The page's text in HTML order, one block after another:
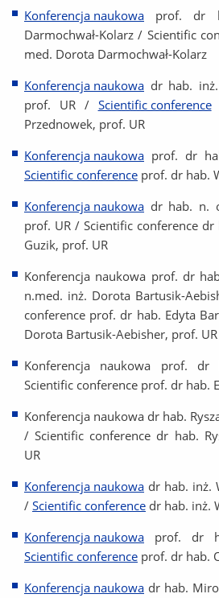
Konferencja naukowa prof. dr
Darmochwał-Kolarz / Scientific
med. Dorota Darmochwał-Kolarz
Konferencja naukowa dr hab.
prof. UR / Scientific conference
Przednowek, prof. UR
Konferencja naukowa prof. dr
Scientific conference prof. dr hab.
Konferencja naukowa dr hab. n.
prof. UR / Scientific conference
Guzik, prof. UR
Konferencja naukowa prof. dr
n.med. inż. Dorota Bartusik-
conference prof. dr hab. Edyta
Dorota Bartusik-Aebisher, prof. UR
Konferencja naukowa prof.
Scientific conference prof. dr hab.
Konferencja naukowa dr hab.
/ Scientific conference dr hab.
UR
Konferencja naukowa dr hab. inż.
/ Scientific conference dr hab. inż.
Konferencja naukowa prof. dr
Scientific conference prof. dr hab.
Konferencja naukowa dr hab.